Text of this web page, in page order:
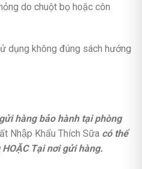
do chuột bọ hoặc côn
dụng không đúng sách hướng
hàng bảo hành tại phòng
Nhập Khẩu Thích Sữa có thể
Tại nơi gửi hàng.